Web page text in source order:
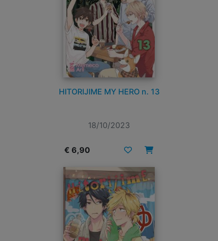
HITORIJIME MY HERO n. 13
18/10/2023
€ 6,90